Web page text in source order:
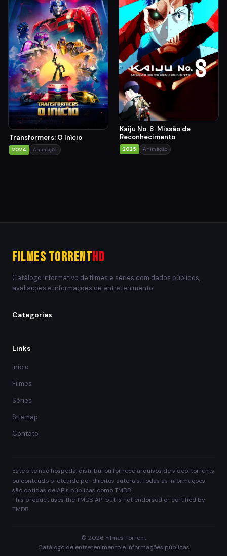
Transformers: O Início
2024 Animação
Kaiju No. 8: Missão de
Reconhecimento
2025 Animação
Filmes TorrentHD
Catálogo informativo de filmes e séries com dados públicos,
avaliações e informações de entretenimento.
Categorias
Links
Início
Filmes
Séries
Sitemap
Contato
Este site não hospeda, distribui ou fornece arquivos de vídeo, torrents
ou conteúdo protegido por direitos autorais. Todas as informações
são obtidas de APIs públicas como TMDB.
This product uses the TMDB API but is not endorsed or certified by
TMDB.
© 2026 Filmes Torrent
Catálogo de entretenimento e informações públicas